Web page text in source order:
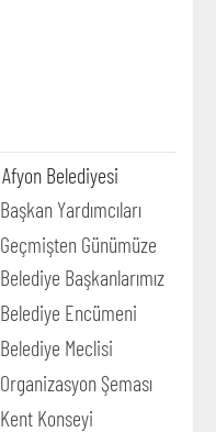
Afyon Belediyesi
Başkan Yardımcıları
Geçmişten Günümüze
Belediye Başkanlarımız
Belediye Encümeni
Belediye Meclisi
Organizasyon Şeması
Kent Konseyi